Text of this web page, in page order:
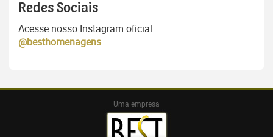
Redes Sociais
Acesse nosso Instagram oficial:
@besthomenagens
Uma empresa